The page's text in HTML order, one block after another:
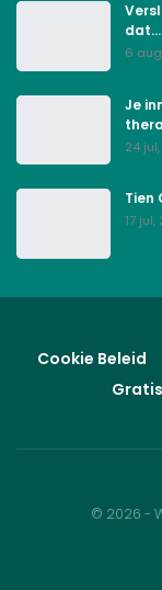
dat…
6
Je
24
Tien
17
Cookie Beleid
© 2026 -